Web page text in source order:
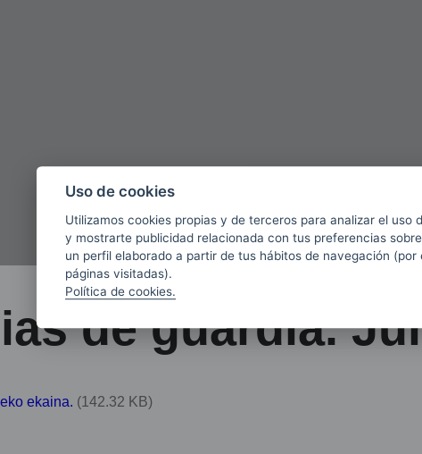
de guardia.
ekaina. (142.32 KB)
Uso de cookies
Utilizamos cookies propias y de terceros para analizar el uso
y mostrarte publicidad relacionada con tus preferencias
un perfil elaborado a partir de tus hábitos de navegación (por
páginas visitadas).
Política de cookies.